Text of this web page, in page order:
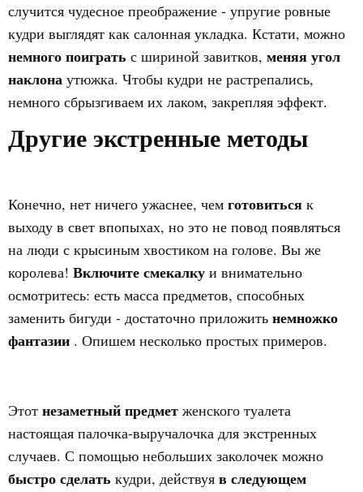
случится чудесное преображение - упругие ровные
кудри выглядят как салонная укладка. Кстати, можно
немного поиграть с шириной завитков, меняя угол
наклона утюжка. Чтобы кудри не растрепались,
немного сбрызгиваем их лаком, закрепляя эффект.
Другие экстренные методы
Конечно, нет ничего ужаснее, чем готовиться к
выходу в свет впопыхах, но это не повод появляться
на люди с крысиным хвостиком на голове. Вы же
королева! Включите смекалку и внимательно
осмотритесь: есть масса предметов, способных
заменить бигуди - достаточно приложить немножко
фантазии . Опишем несколько простых примеров.
Этот незаметный предмет женского туалета
настоящая палочка-выручалочка для экстренных
случаев. С помощью небольших заколочек можно
быстро сделать кудри, действуя в следующем